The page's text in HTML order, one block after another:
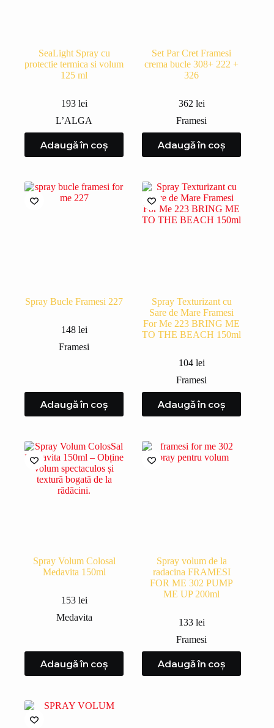
SeaLight Spray cu
protectie termica si volum
125 ml
193 lei
L’ALGA
Adaugă în coș
Set Par Cret Framesi
crema bucle 308+ 222 +
326
362 lei
Framesi
Adaugă în coș
Spray Bucle Framesi 227
148 lei
Framesi
Adaugă în coș
Spray Texturizant cu
Sare de Mare Framesi
For Me 223 BRING ME
TO THE BEACH 150ml
104 lei
Framesi
Adaugă în coș
Spray Volum Colosal
Medavita 150ml
153 lei
Medavita
Adaugă în coș
Spray volum de la
radacina FRAMESI
FOR ME 302 PUMP
ME UP 200ml
133 lei
Framesi
Adaugă în coș